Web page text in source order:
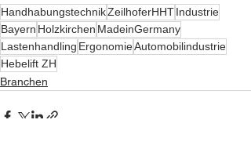
HandhabungstechnikZeilhoferHHTIndustrie
Bayern Holzkirchen MadeinGermany
Lastenhandling ErgonomieAutomobilindustrie
Hebelift ZH
Branchen